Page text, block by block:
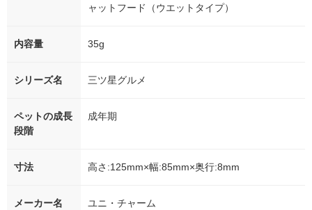
ャットフード（ウエットタイプ）
内容量 35g
シリーズ名 三ツ星グルメ
ペットの成長
段階
成年期
寸法 高さ:125mm×幅:85mm×奥行:8mm
メーカー名 ユニ・チャーム